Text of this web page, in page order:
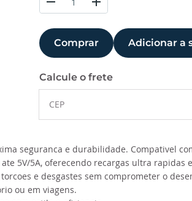
Comprar Adicionar a
Calcule o frete
seguranca e durabilidade. Compativel
5V/5A, oferecendo recargas ultra rapidas
e desgastes sem comprometer o
ou em viagens.